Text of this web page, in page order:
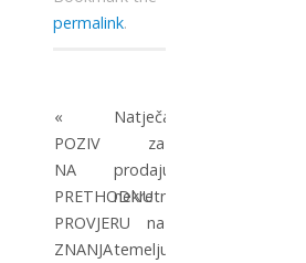
permalink.
«
POZIV
NA
PRETHODNU
PROVJERU
ZNANJA
Natječaj
za
prodaju
nekretnina
na
temelju